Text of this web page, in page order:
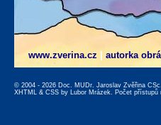
www.zverina.cz autorka
© 2004 - 2026 Doc. MUDr. Jaroslav Zvěřina
XHTML & CSS by Lubor Mrázek. Počet přístupů